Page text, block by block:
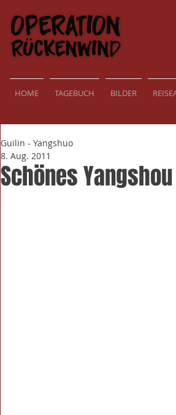
HOME TAGEBUCH BILDER
Schönes
Guilin - Yangshuo
8. Aug. 2011